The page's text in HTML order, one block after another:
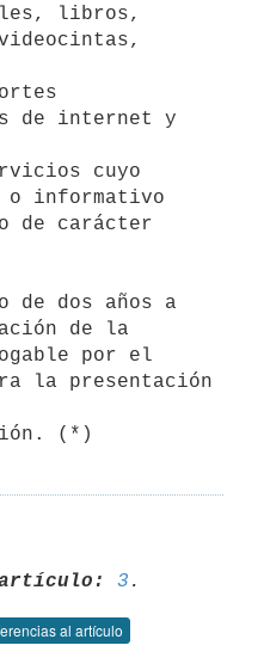
libros,
de internet y
cuyo
o informativo
de carácter
de dos años a
de la
por el
la presentación
artículo: 3
al artículo